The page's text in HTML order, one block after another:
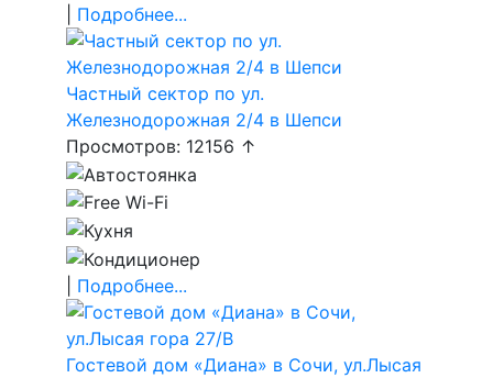
Подробнее...
Частный сектор по ул.
Железнодорожная 2/4 в Шепси
Просмотров: 12156 ↑
Подробнее...
Гостевой дом «Диана» в Сочи, ул.Лысая